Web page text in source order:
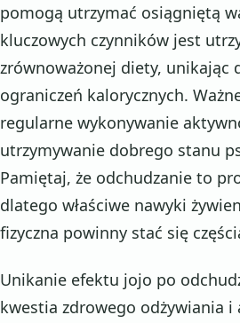
pomogą utrzymać osiągniętą
kluczowych czynników jest
zrównoważonej diety, unikając
ograniczeń kalorycznych.
regularne wykonywanie
utrzymywanie dobrego stanu
Pamiętaj, że odchudzanie to
dlatego właściwe nawyki
fizyczna powinny stać się
Unikanie efektu jojo po
kwestia zdrowego odżywiania i